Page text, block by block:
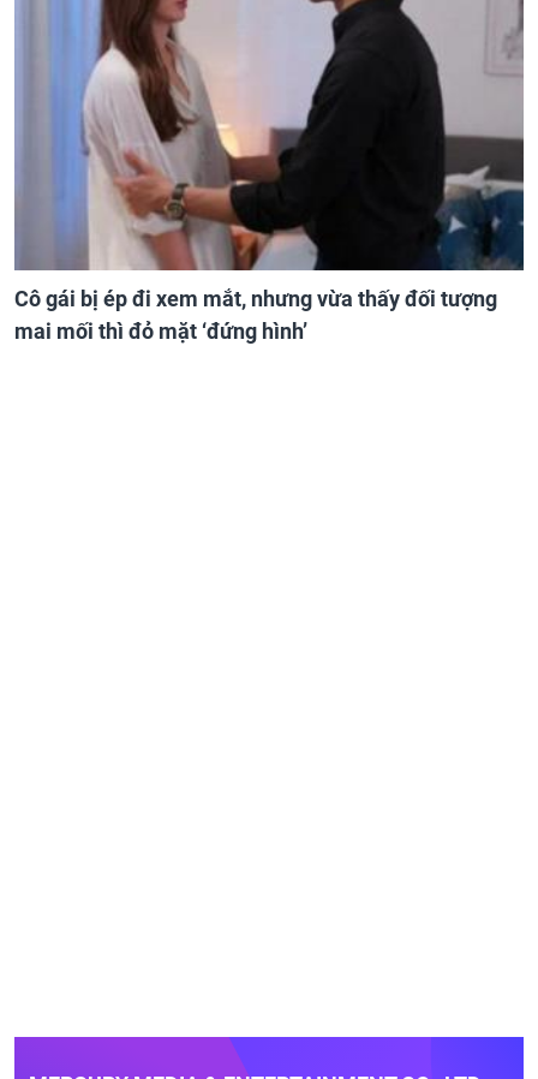
Cô gái bị ép đi xem mắt, nhưng vừa thấy đối tượng
mai mối thì đỏ mặt ‘đứng hình’